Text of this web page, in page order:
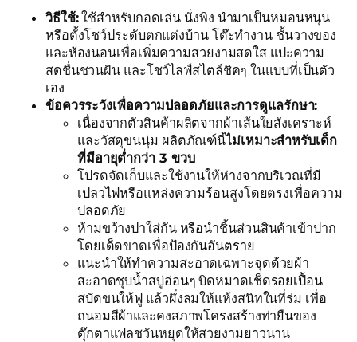
วิธีใช้:ใช้สำหรับกอดเล่น นั่งพิง นำมาเป็นหมอนหนุน
หรือตั้งโชว์ประดับตกแต่งบ้าน โต๊ะทำงาน ชั้นวางของ
และห้องนอนเพื่อเพิ่มความสวยงามสดใส แปะความ
สดชื่นชวนฝัน และโชว์ไลฟ์สไตล์ชิคๆ ในแบบที่เป็นตัว
เอง
ข้อควรระวังเพื่อความปลอดภัยและการดูแลรักษา:
เนื่องจากตัวสินค้าผลิตจากผ้าเส้นใยสังเคราะห์
และวัสดุขนนุ่ม ผลิตภัณฑ์นี้ไม่เหมาะสำหรับเด็ก
ที่มีอายุต่ำกว่า 3 ขวบ
โปรดจัดเก็บและใช้งานให้ห่างจากบริเวณที่มี
เปลวไฟหรือแหล่งความร้อนสูงโดยตรงเพื่อความ
ปลอดภัย
ห้ามขว้างปาใส่กัน หรือนำชิ้นส่วนสินค้าเข้าปาก
โดยเด็ดขาดเพื่อป้องกันอันตราย
แนะนำให้ทำความสะอาดเฉพาะจุดด้วยผ้า
สะอาดชุบน้ำสบู่อ่อนๆ บิดหมาดเช็ดรอยเปื้อน
สบัดขนให้ฟู แล้วผึ่งลมให้แห้งสนิทในที่ร่ม เพื่อ
ถนอมสีผ้าและคงสภาพโครงสร้างท่ายืนของ
ตุ๊กตาแฟลชวันหยุดให้สวยงามยาวนาน